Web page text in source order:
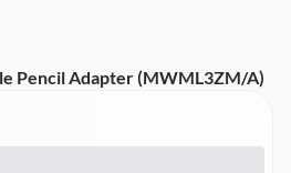
Pencil Adapter (MWML3ZM/A)